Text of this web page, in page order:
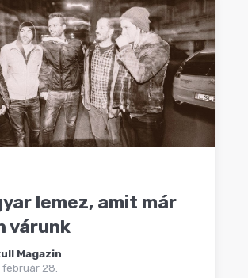
lemez, amit már
várunk
Magazin
február 28.